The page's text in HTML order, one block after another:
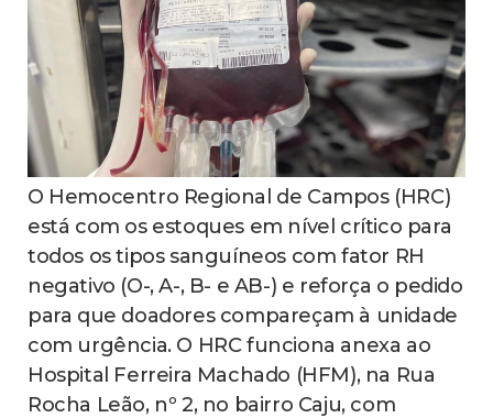
O Hemocentro Regional de Campos (HRC)
está com os estoques em nível crítico para
todos os tipos sanguíneos com fator RH
negativo (O-, A-, B- e AB-) e reforça o pedido
para que doadores compareçam à unidade
com urgência. O HRC funciona anexa ao
Hospital Ferreira Machado (HFM), na Rua
Rocha Leão, nº 2, no bairro Caju, com